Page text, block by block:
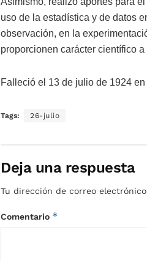
uso de la estadística y de datos
observación, en la
proporcionen carácter científico
Falleció el 13 de julio de 1924
Tags: 26-julio
Deja una respuesta
Tu dirección de correo
Comentario *